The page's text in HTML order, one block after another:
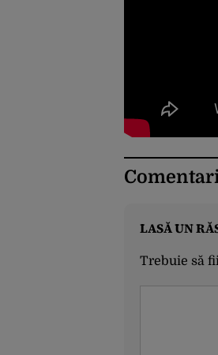
LASĂ UN
Trebuie să